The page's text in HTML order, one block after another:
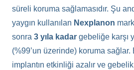
süreli koruma sağlamasıdır. Şu
yaygın kullanılan Nexplanon
sonra 3 yıla kadar gebeliğe karşı
(%99’un üzerinde) koruma
implantın etkinliği azalır ve